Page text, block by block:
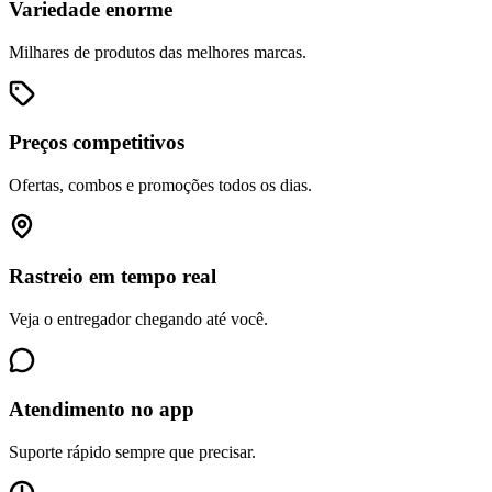
Variedade enorme
Milhares de produtos das melhores marcas.
Preços competitivos
Ofertas, combos e promoções todos os dias.
Rastreio em tempo real
Veja o entregador chegando até você.
Atendimento no app
Suporte rápido sempre que precisar.